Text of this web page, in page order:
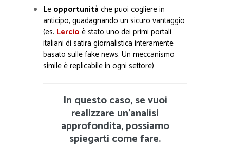
Le opportunità che puoi cogliere in
anticipo, guadagnando un sicuro vantaggio
(es. Lercio è stato uno dei primi portali
italiani di satira giornalistica interamente
basato sulle fake news. Un meccanismo
simile è replicabile in ogni settore)
In questo caso, se vuoi
realizzare un’analisi
approfondita, possiamo
spiegarti come fare.